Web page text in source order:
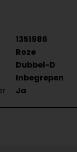
1351986
Roze
Dubbel-D
Inbegrepen
Ja